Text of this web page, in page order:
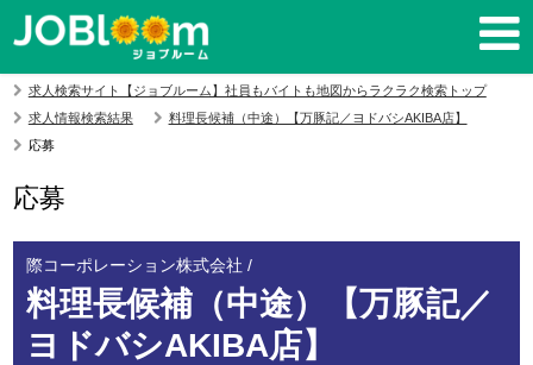
求人検索サイト【ジョブルーム】社員もバイトも地図からラクラク検索トップ
求人情報検索結果
料理長候補（中途）【万豚記／ヨドバシAKIBA店】
応募
応募
際コーポレーション株式会社 /
料理長候補（中途）【万豚記／
ヨドバシAKIBA店】